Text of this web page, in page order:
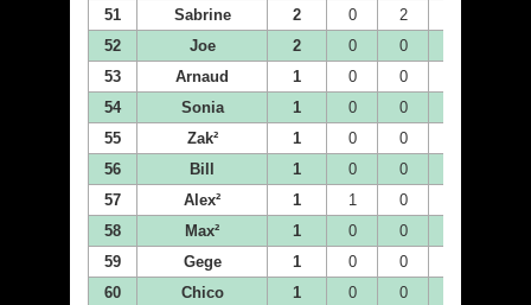
51
Sabrine 2 0 2
52
Joe 2 0 0
53
Arnaud 1 0 0
54
Sonia 1 0 0
55
Zak² 1 0 0
56
Bill 1 0 0
57
Alex² 1 1 0
58
Max² 1 0 0
59
Gege 1 0 0
60
Chico 1 0 0